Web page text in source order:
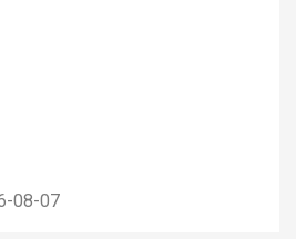
08-07